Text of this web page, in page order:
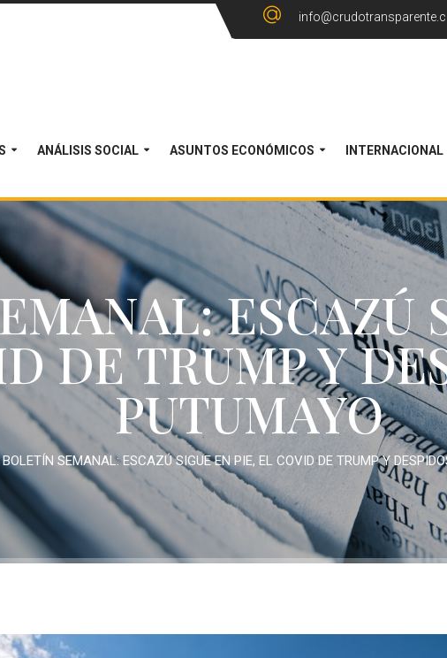
ANÁLISIS SOCIAL ASUNTOS ECONÓMICOS INTERNACIONAL
ESCAZÚ
DE TRUMP Y
PUTUMAYO
BOLETÍN SEMANAL: ESCAZÚ SIGUE EN PIE, EL COVID DE TRUMP Y